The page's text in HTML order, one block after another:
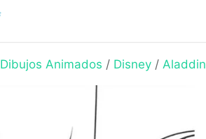
Dibujos Animados / Disney / Aladdin